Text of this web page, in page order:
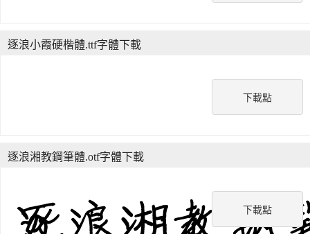
下載點
逐浪小霞硬楷體.ttf字體下載
下載點
逐浪湘教鋼筆體.otf字體下載